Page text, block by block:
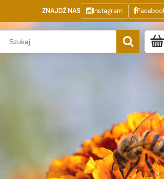
ZNAJDŹ NAS Instagram